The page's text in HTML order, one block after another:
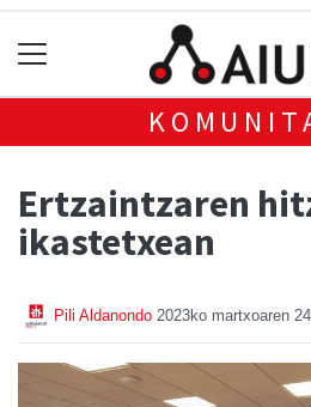
Ertzaintzaren
ikastetxean
Pili Aldanondo 2023ko martxoaren